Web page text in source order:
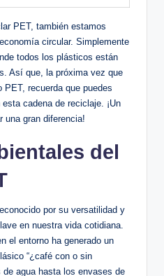
PET, también estamos⁤
circular. ⁢Simplemente
todos ‍los plásticos están‌
‍Así que, la próxima vez que
recuerda que puedes
cadena de ⁢reciclaje. ¡Un
una gran⁤ diferencia!
del
‍por su versatilidad y
en nuestra vida cotidiana.
⁤el entorno ⁢ha generado un
“¿café⁢ con o​ sin
de agua ⁣hasta los envases de